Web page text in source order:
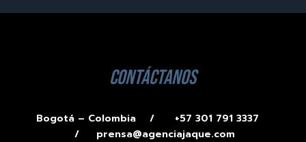
contáctanos
Bogotá – Colombia /
+57 301 791 3337
/ prensa@agenciajaque.com